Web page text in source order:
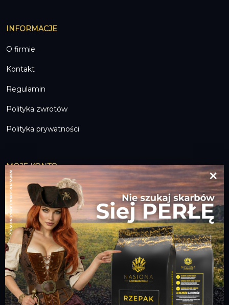
INFORMACJE
O firmie
Kontakt
Regulamin
Polityka zwrotów
Polityka prywatności
MOJE KONTO
Twoje zamówienia
Ustawienia konta
Przechowalnia
DOŁĄCZ DO NAS
×